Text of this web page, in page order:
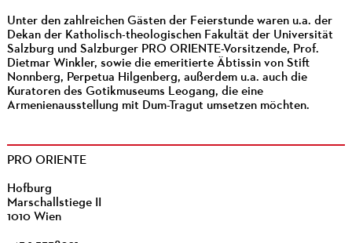
Unter den zahlreichen Gästen der Feierstunde waren u.a. der
Dekan der Katholisch-theologischen Fakultät der Universität
Salzburg und Salzburger PRO ORIENTE-Vorsitzende, Prof.
Dietmar Winkler, sowie die emeritierte Äbtissin von Stift
Nonnberg, Perpetua Hilgenberg, außerdem u.a. auch die
Kuratoren des Gotikmuseums Leogang, die eine
Armenienausstellung mit Dum-Tragut umsetzen möchten.
PRO ORIENTE
Hofburg
Marschallstiege II
1010 Wien